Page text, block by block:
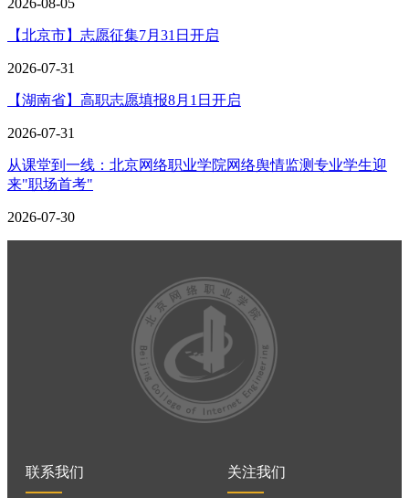
【北京市】志愿征集7月31日开启
2026-07-31
【湖南省】高职志愿填报8月1日开启
2026-07-31
从课堂到一线：北京网络职业学院网络舆情监测专业学生迎
来"职场首考"
2026-07-30
联系我们 关注我们